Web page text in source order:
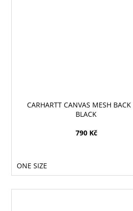
CARHARTT CANVAS MESH BACK
BLACK
790 Kč
ONE SIZE